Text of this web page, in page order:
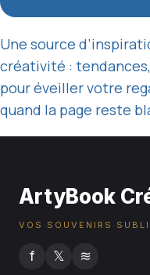
Une source
créativité :
pour éveiller votre
quand la page reste
ArtyBook
VOS SOUVENIRS
f 𝕏 ≋